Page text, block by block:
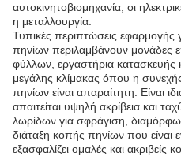
αυτοκινητοβιομηχανία, οι
η μεταλλουργία.
Τυπικές περιπτώσεις εφαρμογής
πηνίων περιλαμβάνουν μονάδες
φύλλων, εργαστήρια κατασκευής
μεγάλης κλίμακας όπου η
πηνίων είναι απαραίτητη. Είναι
απαιτείται υψηλή ακρίβεια και
λωρίδων για σφράγιση,
διάταξη κοπής πηνίων που
εξασφαλίζει ομαλές και